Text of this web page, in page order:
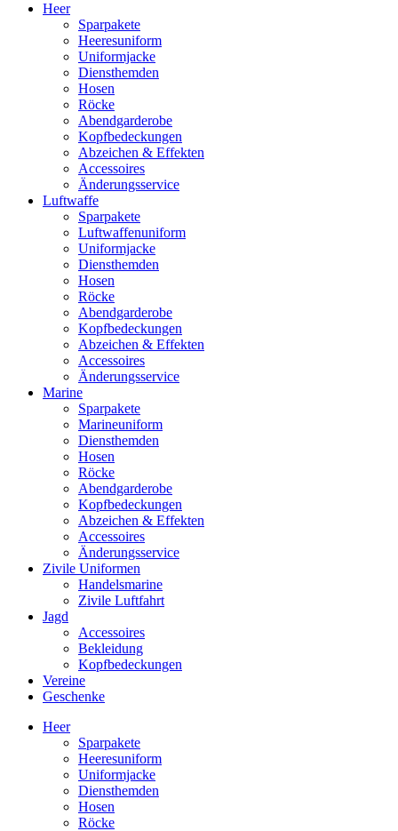
Heer
Sparpakete
Heeresuniform
Uniformjacke
Diensthemden
Hosen
Röcke
Abendgarderobe
Kopfbedeckungen
Abzeichen & Effekten
Accessoires
Änderungsservice
Luftwaffe
Sparpakete
Luftwaffenuniform
Uniformjacke
Diensthemden
Hosen
Röcke
Abendgarderobe
Kopfbedeckungen
Abzeichen & Effekten
Accessoires
Änderungsservice
Marine
Sparpakete
Marineuniform
Diensthemden
Hosen
Röcke
Abendgarderobe
Kopfbedeckungen
Abzeichen & Effekten
Accessoires
Änderungsservice
Zivile Uniformen
Handelsmarine
Zivile Luftfahrt
Jagd
Accessoires
Bekleidung
Kopfbedeckungen
Vereine
Geschenke
Heer
Sparpakete
Heeresuniform
Uniformjacke
Diensthemden
Hosen
Röcke